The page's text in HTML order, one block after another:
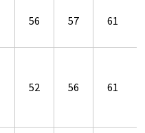
56 57 61
52 56 61